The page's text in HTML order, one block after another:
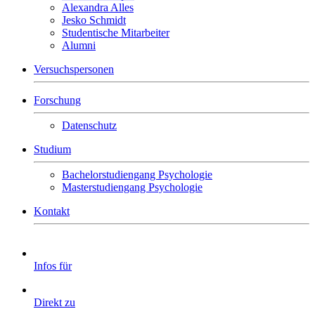
Alexandra Alles
Jesko Schmidt
Studentische Mitarbeiter
Alumni
Versuchspersonen
Forschung
Datenschutz
Studium
Bachelorstudiengang Psychologie
Masterstudiengang Psychologie
Kontakt
Infos für
Direkt zu